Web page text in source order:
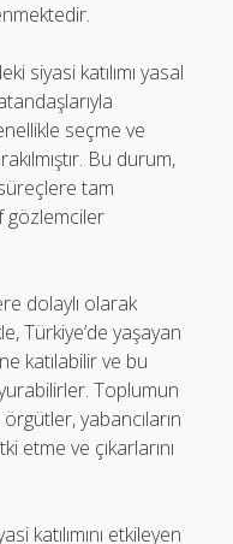
siyasi katılımı yasal
seçme ve
Bu durum,
tam
gözlemciler
dolaylı olarak
Türkiye’de yaşayan
katılabilir ve bu
Toplumun
yabancıların
etme ve çıkarlarını
katılımını etkileyen